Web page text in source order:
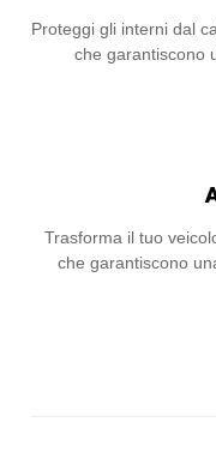
Proteggi gli interni dal
che garantiscono
Trasforma il tuo
che garantiscono